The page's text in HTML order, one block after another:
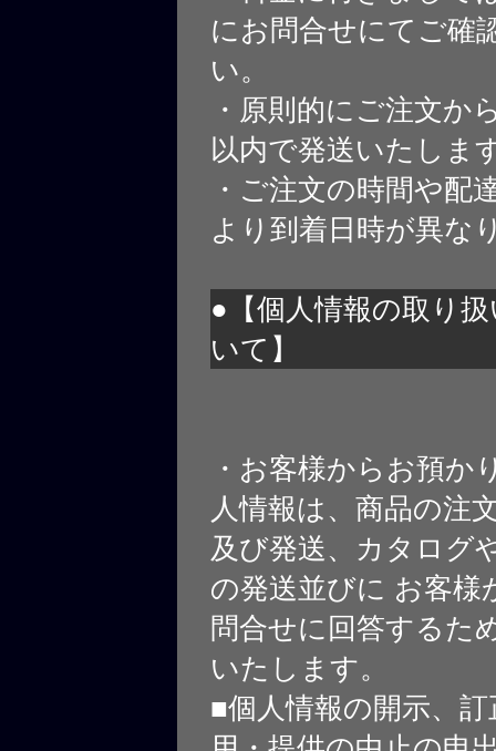
にお問合せにてご確
い。
・原則的にご注文か
以内で発送いたしま
・ご注文の時間や配
より到着日時が異な
●【個人情報の取り
いて】
・お客様からお預か
人情報は、商品の注
及び発送、カタログ
の発送並びに お客様
問合せに回答するた
いたします。
■個人情報の開示、